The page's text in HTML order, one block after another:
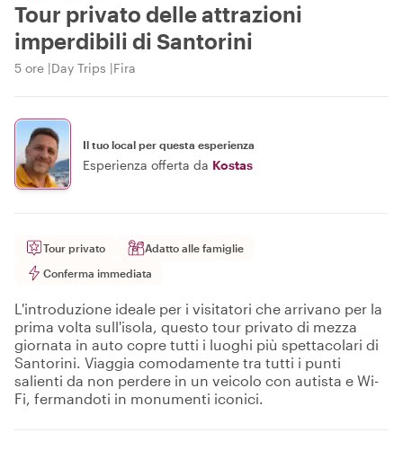
Tour privato delle attrazioni
imperdibili di Santorini
5 ore Day Trips Fira
Il tuo local per questa esperienza
Esperienza offerta da Kostas
Tour privato
Adatto alle famiglie
Conferma immediata
L'introduzione ideale per i visitatori che arrivano per la
prima volta sull'isola, questo tour privato di mezza
giornata in auto copre tutti i luoghi più spettacolari di
Santorini. Viaggia comodamente tra tutti i punti
salienti da non perdere in un veicolo con autista e Wi-
Fi, fermandoti in monumenti iconici.